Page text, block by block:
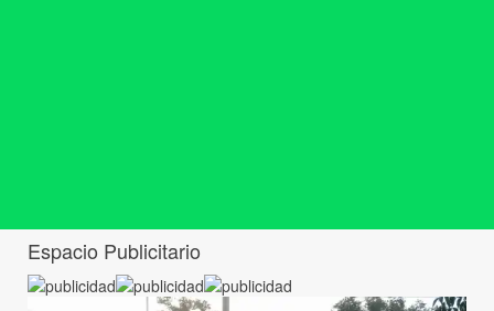
Espacio Publicitario